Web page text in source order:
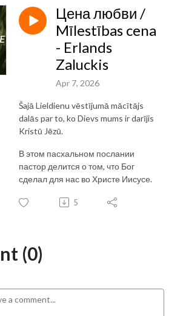
Цена любви /
Mīlestības cena
- Erlands
Zaluckis
Apr 7, 2026
Šajā Lieldienu vēstījumā mācītājs
dalās par to, ko Dievs mums ir darījis
Kristū Jēzū.
В этом пасхальном послании
пастор делится о том, что Бог
сделал для нас во Христе Иисусе.
5
(0)